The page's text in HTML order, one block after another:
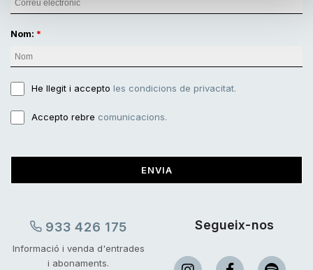
Nom:
He llegit i accepto les condicions de privacitat.
Accepto rebre comunicacions.
ENVIA
933 426 175
Informació i venda d'entrades
i abonaments.
Segueix-nos